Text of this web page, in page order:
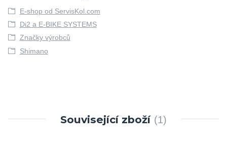
E-shop od ServisKol.com
Di2 a E-BIKE SYSTEMS
Značky výrobců
Shimano
Související zboží 1